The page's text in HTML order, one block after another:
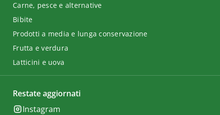
Carne, pesce e alternative
Bibite
Prodotti a media e lunga conservazione
Frutta e verdura
Latticini e uova
Restate aggiornati
Instagram